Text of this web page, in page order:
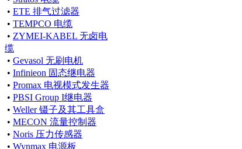
• ETE 排气过滤器
• TEMPCO 电缆
• ZYMEI-KABEL 无卤电
缆
• Gevasol 无刷电机
• Infinieon 固态继电器
• Promax 电视模式发生器
• PBSI Group I继电器
• Weller 镊子及其工具盒
• MECON 流量控制器
• Noris 压力传感器
• Wynmax 电源板